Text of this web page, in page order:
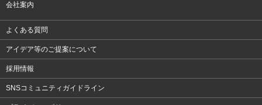
会社案内
よくある質問
アイデア等のご提案について
採用情報
SNSコミュニティガイドライン